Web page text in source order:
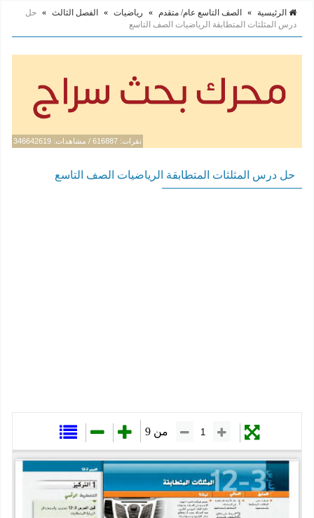
الرئيسية » الصف التاسع عام/ متقدم » رياضيات » الفصل الثالث » حل
درس المثلثات المتطابقة الرياضيات الصف التاسع
نقرات: 616887 / مشاهدات: 346642619
حل درس المثلثات المتطابقة الرياضيات الصف التاسع